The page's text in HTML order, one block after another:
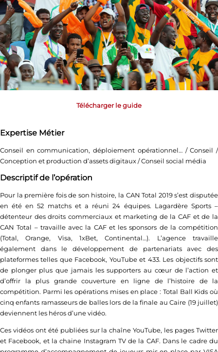
Télécharger le guide
Expertise Métier
Conseil en communication, déploiement opérationnel… / Conseil /
Conception et production d’assets digitaux / Conseil social média
Descriptif de l’opération
Pour la première fois de son histoire, la CAN Total 2019 s’est disputée
en été en 52 matchs et a réuni 24 équipes. Lagardère Sports –
détenteur des droits commerciaux et marketing de la CAF et de la
CAN Total – travaille avec la CAF et les sponsors de la compétition
(Total, Orange, Visa, 1xBet, Continental…). L’agence travaille
également dans le développement de partenariats avec des
plateformes telles que Facebook, YouTube et 433. Les objectifs sont
de plonger plus que jamais les supporters au cœur de l’action et
d’offrir la plus grande couverture en ligne de l’histoire de la
compétition. Parmi les opérations mises en place : Total Ball Kids où
cinq enfants ramasseurs de balles lors de la finale au Caire (19 juillet)
deviennent les héros d’une vidéo.
Ces vidéos ont été publiées sur la chaîne YouTube, les pages Twitter
et Facebook, et la chaine Instagram TV de la CAF. Dans le cadre du